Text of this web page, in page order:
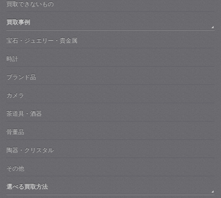
買取できないもの
買取事例
宝石・ジュエリー・貴金属
時計
ブランド品
カメラ
茶道具・酒器
骨董品
陶器・クリスタル
その他
選べる買取方法